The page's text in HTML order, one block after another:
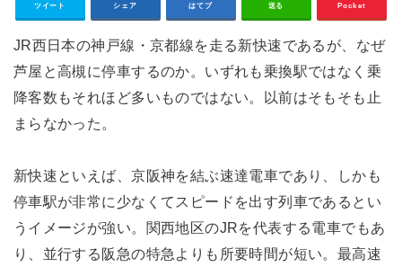
ツイート シェア はてブ 送る Pocket
JR西日本の神戸線・京都線を走る新快速であるが、なぜ
芦屋と高槻に停車するのか。いずれも乗換駅ではなく乗
降客数もそれほど多いものではない。以前はそもそも止
まらなかった。
新快速といえば、京阪神を結ぶ速達電車であり、しかも
停車駅が非常に少なくてスピードを出す列車であるとい
うイメージが強い。関西地区のJRを代表する電車でもあ
り、並行する阪急の特急よりも所要時間が短い。最高速